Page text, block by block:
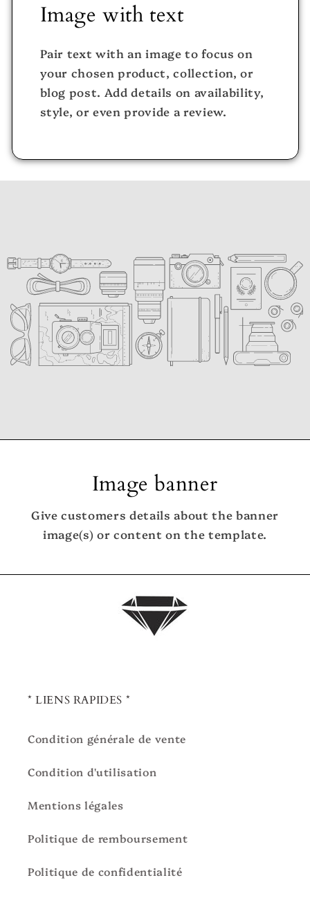
Image with text
Pair text with an image to focus on
your chosen product, collection, or
blog post. Add details on availability,
style, or even provide a review.
Image banner
Give customers details about the banner
image(s) or content on the template.
* LIENS RAPIDES *
Condition générale de vente
Condition d'utilisation
Mentions légales
Politique de remboursement
Politique de confidentialité